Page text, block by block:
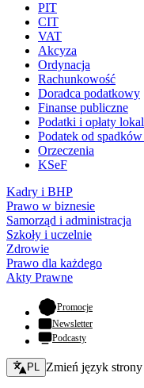
PIT
CIT
VAT
Akcyza
Ordynacja
Rachunkowość
Doradca podatkowy
Finanse publiczne
Podatki i opłaty
Podatek od
Orzeczenia
KSeF
Kadry i BHP
Prawo w biznesie
Samorząd i administracja
Szkoły i uczelnie
Zdrowie
Prawo dla każdego
Akty Prawne
Promocje- otwiera się
Newsletter
Podcasty
Zmień język - bieżący:
PL Zmień język strony